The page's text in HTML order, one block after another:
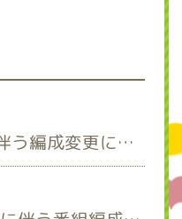
8/8のサッカー中継に伴う編成変更について